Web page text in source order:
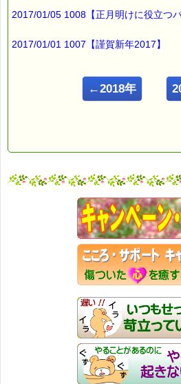
2017/01/05 1008【正月明けに役立つ
2017/01/01 1007【謹賀新年2017】
←2018年